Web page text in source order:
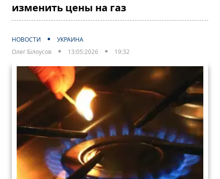
изменить цены на газ
НОВОСТИ
УКРАИНА
Олег Білоусов
13:05:2026 19:32